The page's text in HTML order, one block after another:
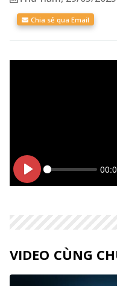
Chia sẻ qua Email
Bắt
Bắt
VIDEO CÙNG